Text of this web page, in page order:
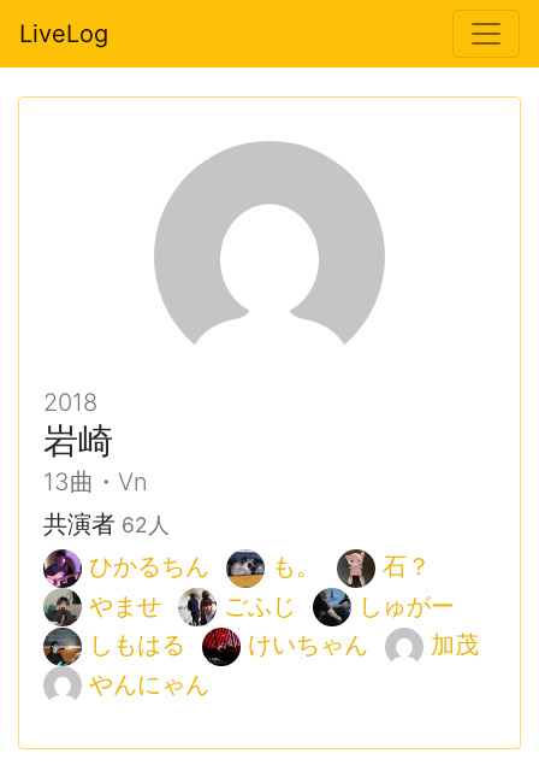
LiveLog
2018
岩崎
13曲・Vn
共演者 62人
ひかるちん も。
石？
やませ
ごふじ
しゅがー
しもはる
けいちゃん
加茂
やんにゃん